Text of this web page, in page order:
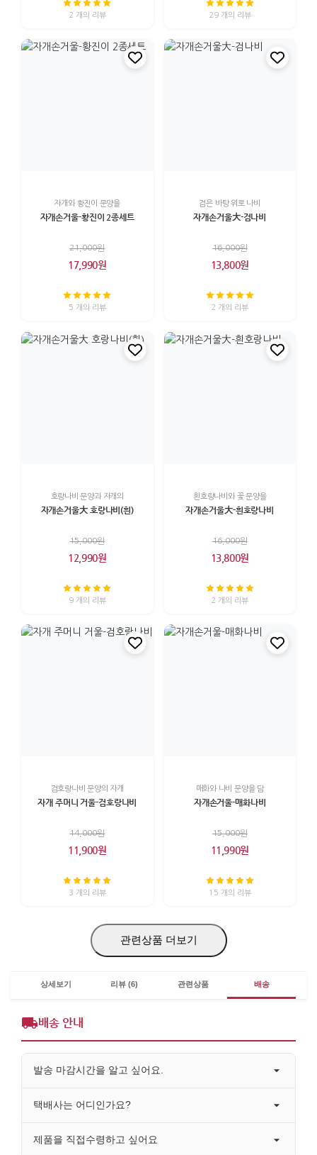
2 개의 리뷰 29 개의 리뷰
자개와 황진이 문양을
자개손거울-황진이 2종세트
21,000원
17,990원
5 개의 리뷰
검은 바탕 위로 나비
자개손거울大-검나비
16,000원
13,800원
2 개의 리뷰
호랑나비 문양과 자개의
자개손거울大 호랑나비(흰)
15,000원
12,990원
9 개의 리뷰
흰호랑나비와 꽃 문양을
자개손거울大-흰호랑나비
16,000원
13,800원
2 개의 리뷰
검호랑나비 문양의 자개
자개 주머니 거울-검호랑나비
14,000원
11,900원
3 개의 리뷰
매화와 나비 문양을 담
자개손거울-매화나비
15,000원
11,990원
15 개의 리뷰
관련상품 더보기
상세보기 리뷰 (6) 관련상품 배송
배송 안내
발송 마감시간을 알고 싶어요.
택배사는 어디인가요?
제품을 직접수령하고 싶어요